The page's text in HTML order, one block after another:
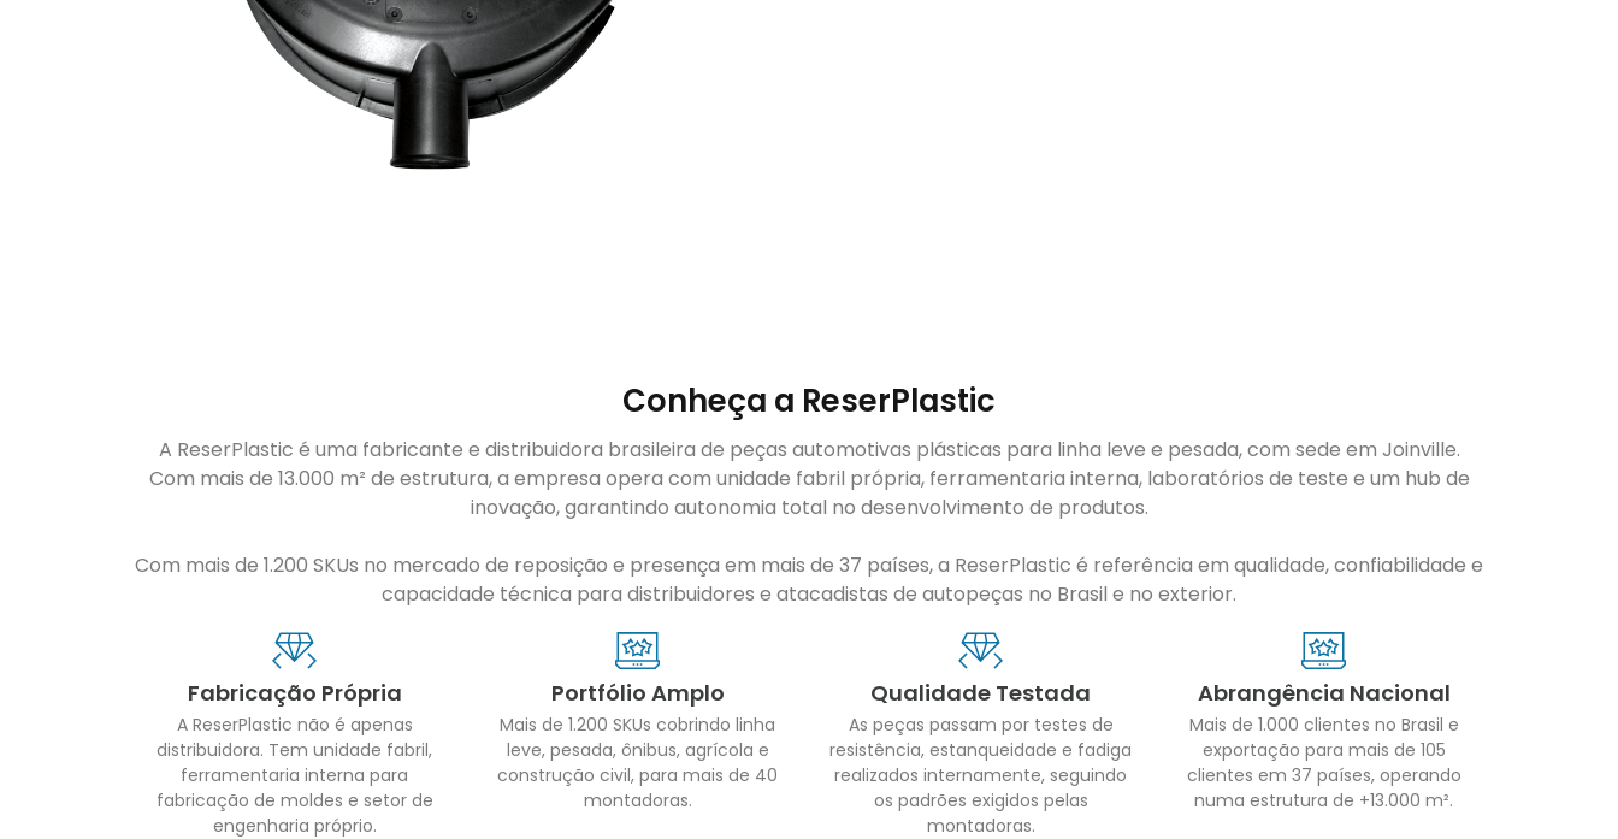
Conheça a ReserPlastic
A ReserPlastic é uma fabricante e distribuidora brasileira de peças automotivas plásticas para linha leve e pesada, com sede em Joinville.
Com mais de 13.000 m² de estrutura, a empresa opera com unidade fabril própria, ferramentaria interna, laboratórios de teste e um hub de
inovação, garantindo autonomia total no desenvolvimento de produtos.
Com mais de 1.200 SKUs no mercado de reposição e presença em mais de 37 países, a ReserPlastic é referência em qualidade, confiabilidade e
capacidade técnica para distribuidores e atacadistas de autopeças no Brasil e no exterior.
Fabricação Própria
A ReserPlastic não é apenas
distribuidora. Tem unidade fabril,
ferramentaria interna para
fabricação de moldes e setor de
engenharia próprio.
Portfólio Amplo
Mais de 1.200 SKUs cobrindo linha
leve, pesada, ônibus, agrícola e
construção civil, para mais de 40
montadoras.
Qualidade Testada
As peças passam por testes de
resistência, estanqueidade e fadiga
realizados internamente, seguindo
os padrões exigidos pelas
montadoras.
Abrangência Nacional
Mais de 1.000 clientes no Brasil e
exportação para mais de 105
clientes em 37 países, operando
numa estrutura de +13.000 m².